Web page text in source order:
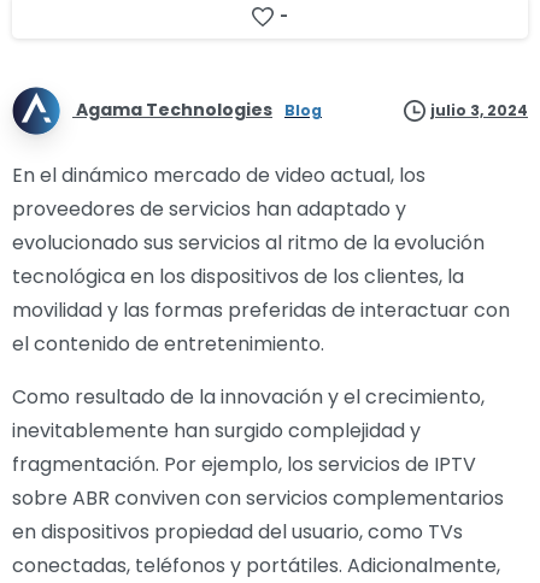
-
Agama Technologies Blog julio 3, 2024
En el dinámico mercado de video actual, los
proveedores de servicios han adaptado y
evolucionado sus servicios al ritmo de la evolución
tecnológica en los dispositivos de los clientes, la
movilidad y las formas preferidas de interactuar con
el contenido de entretenimiento.
Como resultado de la innovación y el crecimiento,
inevitablemente han surgido complejidad y
fragmentación. Por ejemplo, los servicios de IPTV
sobre ABR conviven con servicios complementarios
en dispositivos propiedad del usuario, como TVs
conectadas, teléfonos y portátiles. Adicionalmente,